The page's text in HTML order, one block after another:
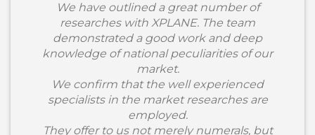
We have outlined a great number of
researches with XPLANE. The team
demonstrated a good work and deep
knowledge of national peculiarities of our
market.
We confirm that the well experienced
specialists in the market researches are
employed.
They offer to us not merely numerals, but